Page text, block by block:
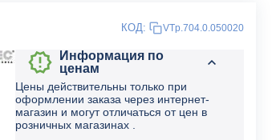
КОД: VTp.704.0.050020
Информация по
ценам
Цены действительны только при
оформлении заказа через интернет-
магазин и могут отличаться от цен в
розничных магазинах .